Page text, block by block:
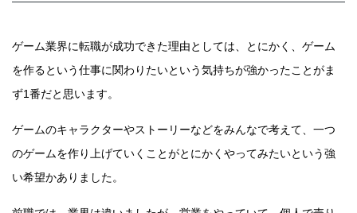
ゲーム業界に転職が成功できた理由としては、とにかく、ゲーム
を作るという仕事に関わりたいという気持ちが強かったことがま
ず1番だと思います。
ゲームのキャラクターやストーリーなどをみんなで考えて、一つ
のゲームを作り上げていくことがとにかくやってみたいという強
い希望かありました。